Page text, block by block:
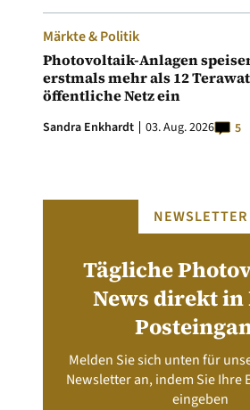
Märkte & Politik
Photovoltaik-Anlagen
erstmals mehr als 12
öffentliche Netz ein
Sandra Enkhardt 03. Aug. 2026 5
NEWSLETTER
Tägliche
News direkt
Melden Sie sich unten für
Newsletter an, indem Sie Ihre
eingeben